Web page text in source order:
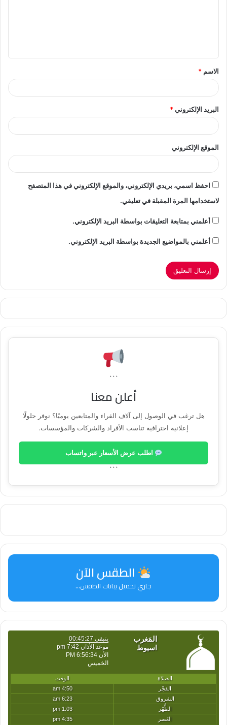
ق
*
الاسم *
البريد الإلكتروني*
الموقع الإلكتروني
احفظ اسمي، بريدي الإلكتروني، والموقع الإلكتروني في هذا المتصفح
لاستخدامها المرة المقبلة في تعليقي.
أعلمني بمتابعة التعليقات بواسطة البريد الإلكتروني.
أعلمني بالمواضيع الجديدة بواسطة البريد الإلكتروني.
```
أعلن معنا
هل ترغب في الوصول إلى آلاف القراء والمتابعين يوميًا؟ نوفر حلولًا
إعلانية احترافية تناسب الأفراد والشركات والمؤسسات.
اطلب عرض الأسعار عبر واتساب
```
الطقس الآن
جاري تحميل بيانات الطقس...